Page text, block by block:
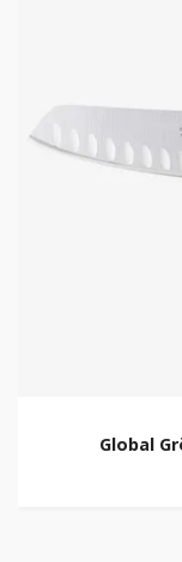
Global